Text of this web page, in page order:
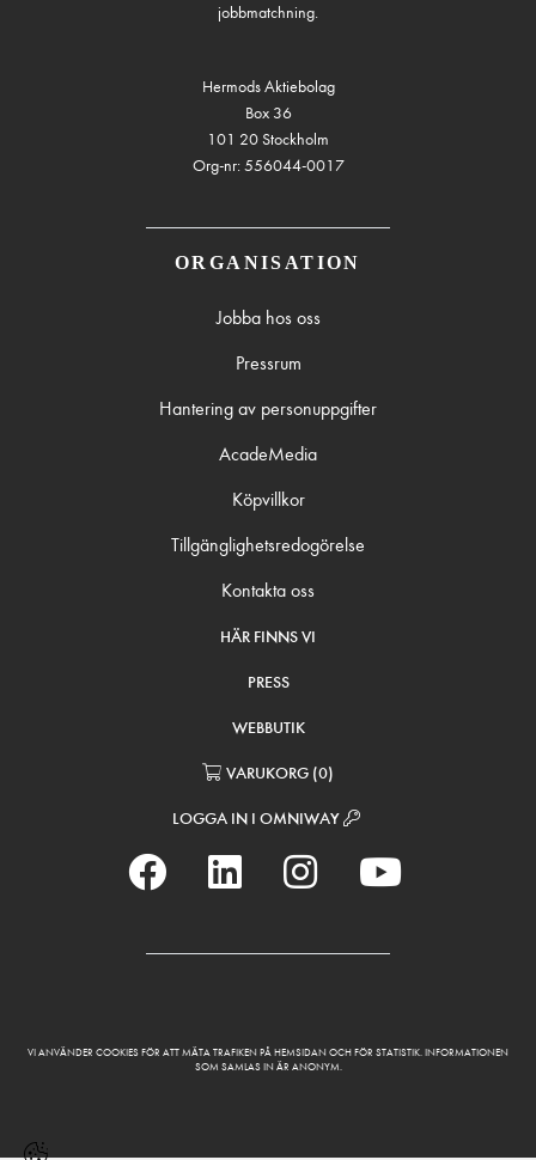
jobbmatchning.
Hermods Aktiebolag
Box 36
101 20 Stockholm
Org-nr: 556044-0017
ORGANISATION
Jobba hos oss
Pressrum
Hantering av personuppgifter
AcadeMedia
Köpvillkor
Tillgänglighetsredogörelse
Kontakta oss
HÄR FINNS VI
PRESS
WEBBUTIK
VARUKORG (0)
LOGGA IN I OMNIWAY
VI ANVÄNDER COOKIES FÖR ATT MÄTA TRAFIKEN PÅ HEMSIDAN OCH FÖR STATISTIK. INFORMATIONEN
SOM SAMLAS IN ÄR ANONYM.